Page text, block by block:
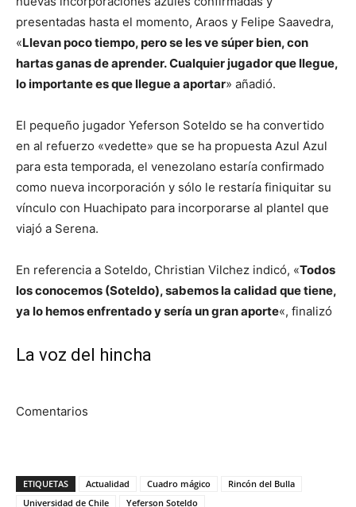
presentadas hasta el momento, Araos y Felipe Saavedra,
«Llevan poco tiempo, pero se les ve súper bien, con
hartas ganas de aprender. Cualquier jugador que llegue,
lo importante es que llegue a aportar» añadió.
El pequeño jugador Yeferson Soteldo se ha convertido
en al refuerzo «vedette» que se ha propuesta Azul Azul
para esta temporada, el venezolano estaría confirmado
como nueva incorporación y sólo le restaría finiquitar su
vínculo con Huachipato para incorporarse al plantel que
viajó a Serena.
En referencia a Soteldo, Christian Vilchez indicó, «Todos
los conocemos (Soteldo), sabemos la calidad que tiene,
ya lo hemos enfrentado y sería un gran aporte«, finalizó
La voz del hincha
Comentarios
ETIQUETAS Actualidad Cuadro mágico
Rincón del Bulla
Universidad de Chile
Yeferson Soteldo